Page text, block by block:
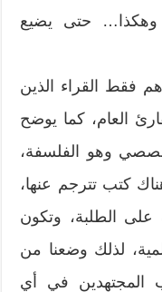
بتشكيل لجنة تنبثق منها لجان،‮ ‬وهكذا‮… ‬حتى يضيع
فقط القراء الذين
يستهدفهم المركز،‮ ‬فالهدف هو القارئ العام،‮ ‬كما يوضح
‬فقط الكتب التي يقررها الأساتذة على الطلبة،‮ ‬وتكون
‬لذلك وضعنا من
المجتهدين في أي